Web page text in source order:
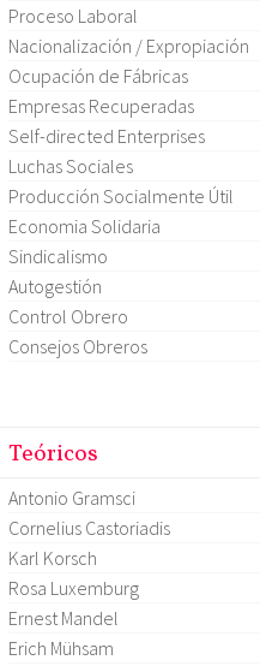
Proceso Laboral
Nacionalización / Expropiación
Ocupación de Fábricas
Empresas Recuperadas
Self-directed Enterprises
Luchas Sociales
Producción Socialmente Útil
Economia Solidaria
Sindicalismo
Autogestión
Control Obrero
Consejos Obreros
Teóricos
Antonio Gramsci
Cornelius Castoriadis
Karl Korsch
Rosa Luxemburg
Ernest Mandel
Erich Mühsam